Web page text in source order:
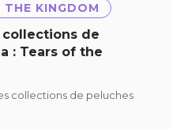
KINGDOM
collections de
: Tears of the
collections de peluches